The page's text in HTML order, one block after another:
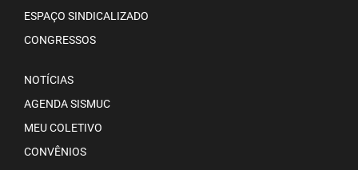
ESPAÇO SINDICALIZADO
CONGRESSOS
NOTÍCIAS
AGENDA SISMUC
MEU COLETIVO
CONVÊNIOS